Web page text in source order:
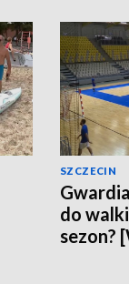
SZCZECIN
do
sezon?